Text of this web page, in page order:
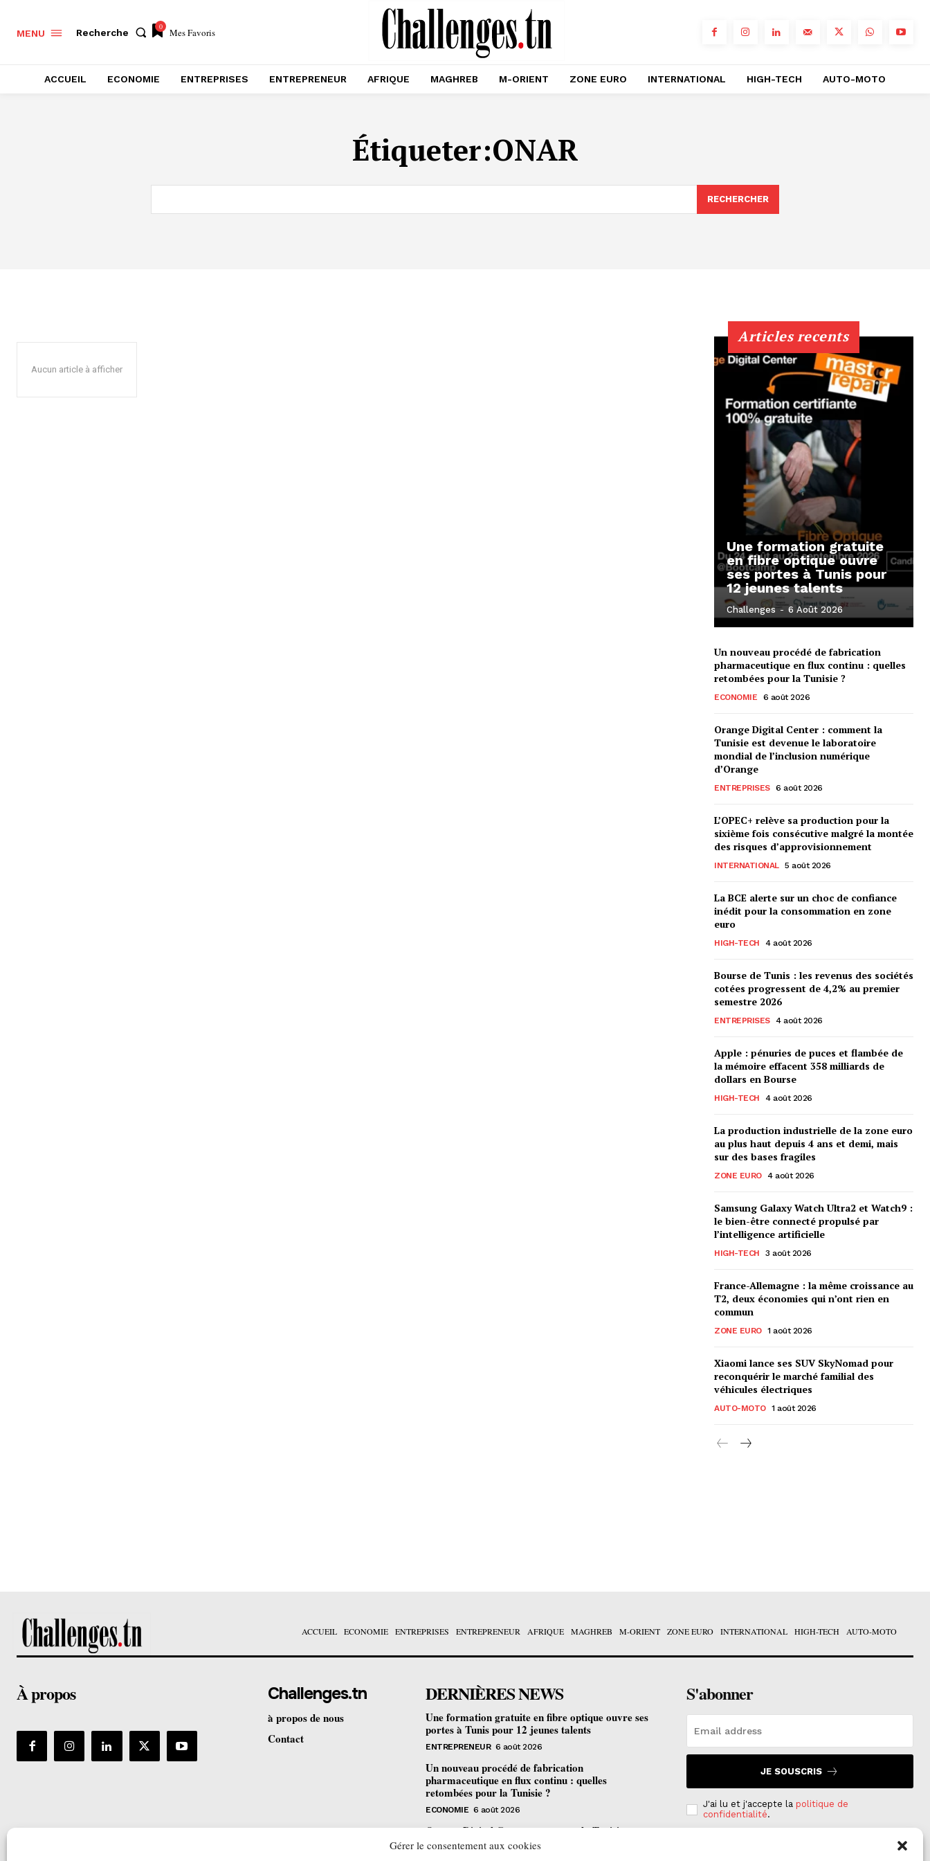
Gérer le consentement aux cookies
MENU Recherche
0 Mes Favoris
ACCUEIL ECONOMIE ENTREPRISES ENTREPRENEUR AFRIQUE MAGHREB M-ORIENT ZONE EURO INTERNATIONAL HIGH-TECH AUTO-MOTO
Étiqueter:ONAR
RECHERCHER
Aucun article à afficher
Articles recents
Une formation gratuite
en fibre optique ouvre
ses portes à Tunis pour
12 jeunes talents
Challenges - 6 Août 2026
Un nouveau procédé de fabrication
pharmaceutique en flux continu : quelles
retombées pour la Tunisie ?
ECONOMIE 6 août 2026
Orange Digital Center : comment la
Tunisie est devenue le laboratoire
mondial de l’inclusion numérique
d’Orange
ENTREPRISES 6 août 2026
L’OPEC+ relève sa production pour la
sixième fois consécutive malgré la montée
des risques d’approvisionnement
INTERNATIONAL 5 août 2026
La BCE alerte sur un choc de confiance
inédit pour la consommation en zone
euro
HIGH-TECH 4 août 2026
Bourse de Tunis : les revenus des sociétés
cotées progressent de 4,2% au premier
semestre 2026
ENTREPRISES 4 août 2026
Apple : pénuries de puces et flambée de
la mémoire effacent 358 milliards de
dollars en Bourse
HIGH-TECH 4 août 2026
La production industrielle de la zone euro
au plus haut depuis 4 ans et demi, mais
sur des bases fragiles
ZONE EURO 4 août 2026
Samsung Galaxy Watch Ultra2 et Watch9 :
le bien-être connecté propulsé par
l’intelligence artificielle
HIGH-TECH 3 août 2026
France-Allemagne : la même croissance au
T2, deux économies qui n’ont rien en
commun
ZONE EURO 1 août 2026
Xiaomi lance ses SUV SkyNomad pour
reconquérir le marché familial des
véhicules électriques
AUTO-MOTO 1 août 2026
ACCUEIL ECONOMIE ENTREPRISES ENTREPRENEUR AFRIQUE MAGHREB M-ORIENT ZONE EURO INTERNATIONAL HIGH-TECH AUTO-MOTO
À propos Challenges.tn
à propos de nous
Contact
DERNIÈRES NEWS
Une formation gratuite en fibre optique ouvre ses
portes à Tunis pour 12 jeunes talents
ENTREPRENEUR 6 août 2026
Un nouveau procédé de fabrication
pharmaceutique en flux continu : quelles
retombées pour la Tunisie ?
ECONOMIE 6 août 2026
Orange Digital Center : comment la Tunisie est
devenue le laboratoire mondial de l’inclusion
S'abonner
JE SOUSCRIS
J'ai lu et j'accepte la politique de
confidentialité.